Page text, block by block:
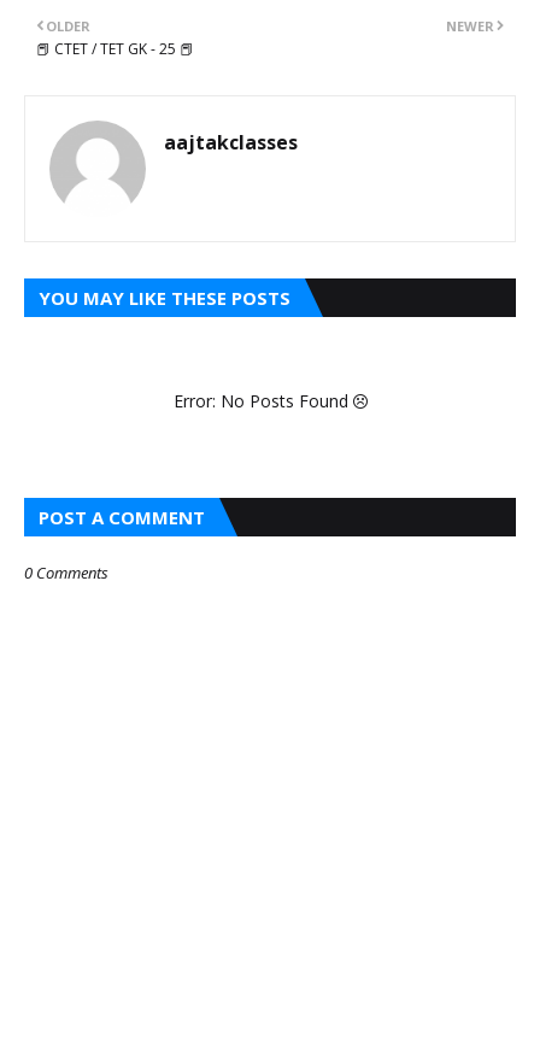
NEWER
OLDER
📕 CTET / TET GK - 25 📕
aajtakclasses
YOU MAY LIKE THESE POSTS
Error: No Posts Found
POST A COMMENT
0 Comments